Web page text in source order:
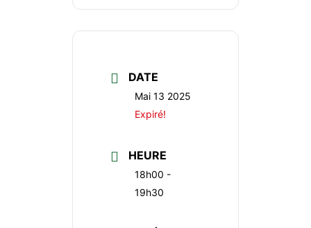
DATE
Mai 13 2025
Expiré!
HEURE
18h00 -
19h30